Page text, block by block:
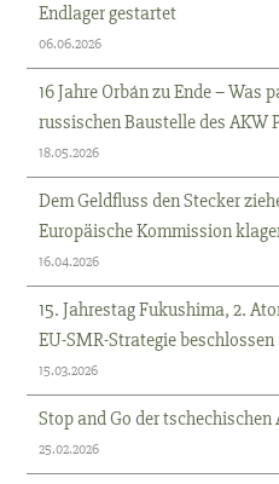
Endlager gestartet
06.06.2026
16 Jahre Orbán zu Ende – Was
russischen Baustelle des AKW
18.05.2026
Dem Geldfluss den Stecker
Europäische Kommission
16.04.2026
15. Jahrestag Fukushima, 2.
EU-SMR-Strategie beschlossen
15.03.2026
Stop and Go der
25.02.2026